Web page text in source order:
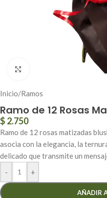
Inicio/Ramos
Ramo de 12 Rosas
$ 2.750
Ramo de 12 rosas matizadas
asocia con la elegancia, la
delicado que transmite un
-
+
AÑADIR